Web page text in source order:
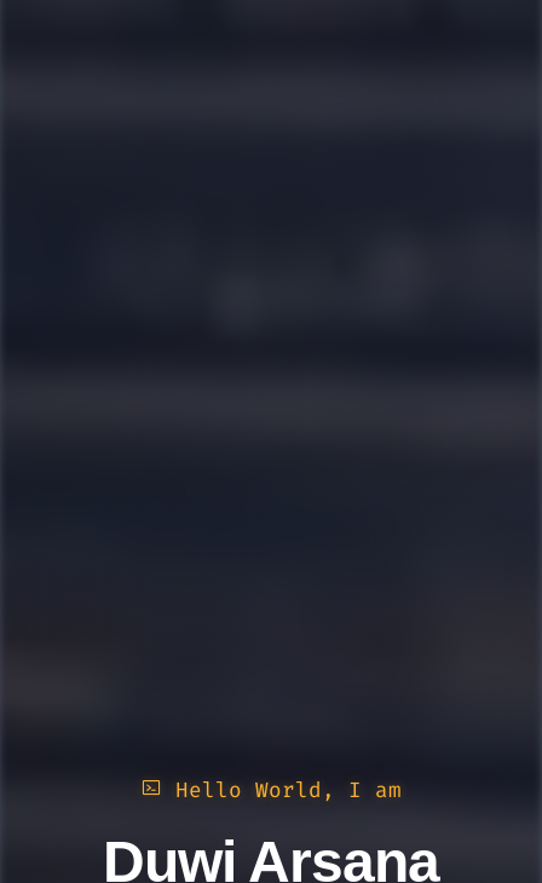
Hello World, I am
Duwi Arsana